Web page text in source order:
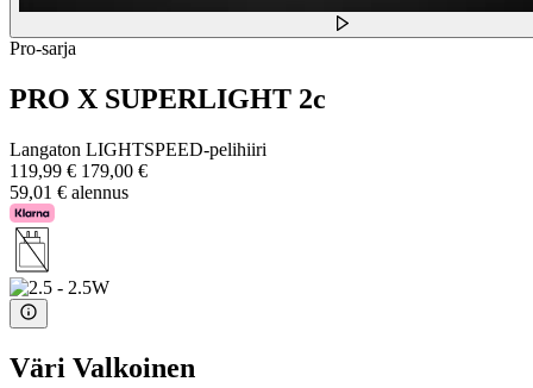
Pro-sarja
PRO X SUPERLIGHT 2c
Langaton LIGHTSPEED-pelihiiri
119,99 € 179,00 €
59,01 € alennus
Väri Valkoinen